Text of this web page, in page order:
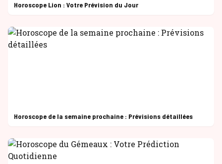
Horoscope Lion : Votre Prévision du Jour
Horoscope de la semaine prochaine : Prévisions détaillées